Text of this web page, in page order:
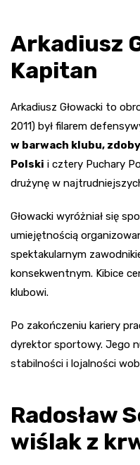
Arkadiusz
Kapitan
Arkadiusz Głowacki to
2011) był filarem
w barwach klubu,
Polski i cztery Puchary
drużynę w
Głowacki wyróżniał się
umiejętnością
spektakularnym
konsekwentnym. Kibice
klubowi.
Po zakończeniu kariery
dyrektor sportowy. Jego
stabilności i lojalności
Radosław
wiślak z